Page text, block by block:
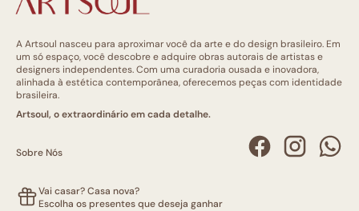
A Artsoul nasceu para aproximar você da arte e do design brasileiro. Em
um só espaço, você descobre e adquire obras autorais de artistas e
designers independentes. Com uma curadoria ousada e inovadora,
alinhada à estética contemporânea, oferecemos peças com identidade
brasileira.
Artsoul, o extraordinário em cada detalhe.
Sobre Nós
Vai casar? Casa nova?
Escolha os presentes que deseja ganhar